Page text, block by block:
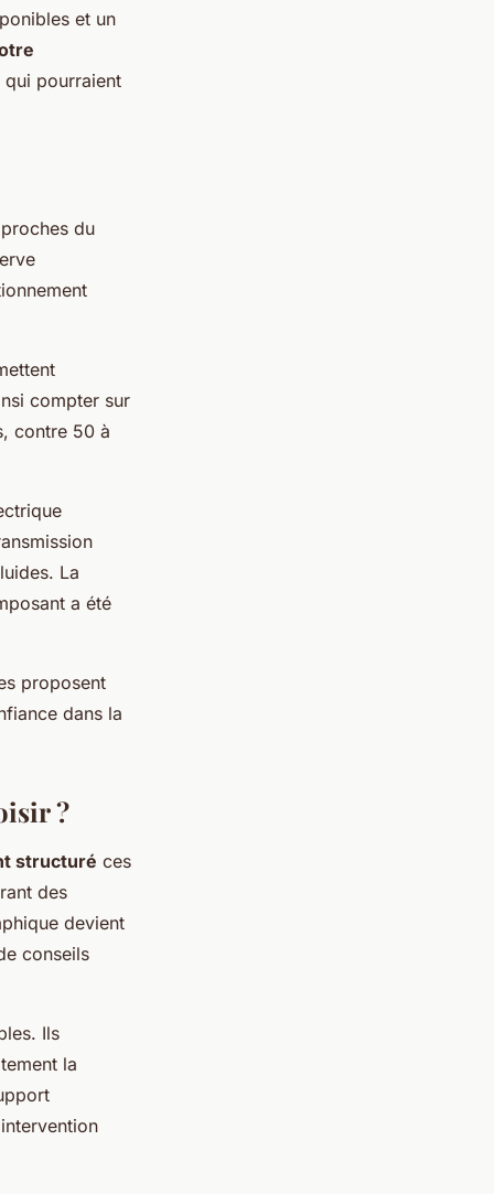
et un
pourraient
du
compter sur
contre 50 à
La
a été
proposent
dans la
?
structuré ces
des
devient
conseils
Ils
la